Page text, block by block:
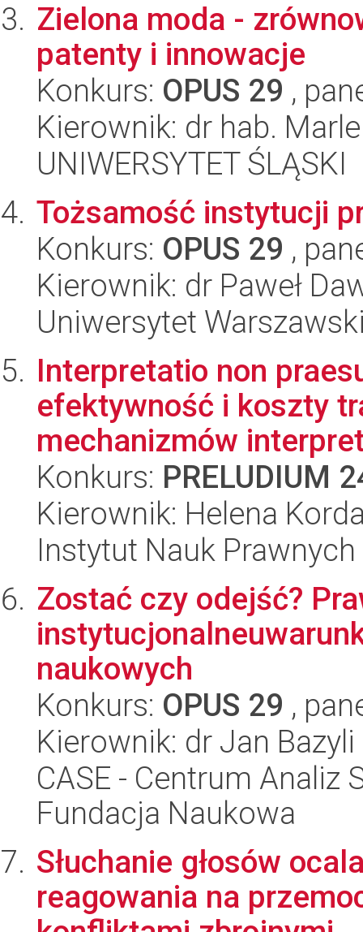
Zielona moda -
patenty i innowacje
Konkurs: OPUS 29 ,
Kierownik: dr hab.
UNIWERSYTET ŚLĄSKI
Tożsamość instytucji
Konkurs: OPUS 29 ,
Kierownik: dr Paweł
Uniwersytet
Interpretatio non
efektywność i koszty
mechanizmów
Konkurs: PRELUDIUM
Kierownik: Helena
Instytut Nauk Prawnych
Zostać czy odejść?
naukowych
Konkurs: OPUS 29 ,
Kierownik: dr Jan Bazyli
CASE - Centrum Analiz
Fundacja Naukowa
Słuchanie głosów
reagowania na